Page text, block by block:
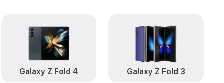
A04s
Заказать
Заказать
Заказать
Galaxy Z Fold 4 Galaxy Z Fold 3